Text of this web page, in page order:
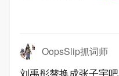
OopsSlip抓词师
刘禹彤替换成张子宇吧